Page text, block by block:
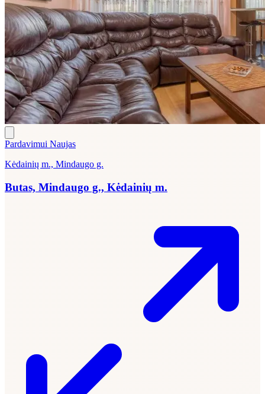
Pardavimui Naujas
Kėdainių m., Mindaugo g.
Butas, Mindaugo g., Kėdainių m.